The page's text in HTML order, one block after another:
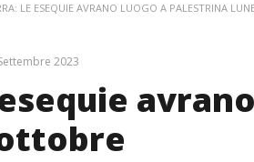
LE ESEQUIE AVRANO LUOGO A PALESTRINA
2023